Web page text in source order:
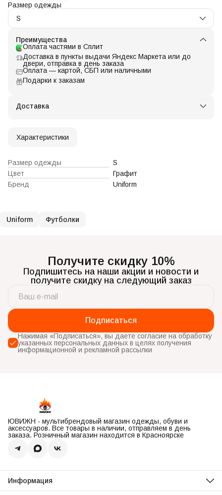
Размер одежды
S
Преимущества
Оплата частями в Сплит
Доставка в пункты выдачи Яндекс Маркета или до
двери, отправка в день заказа
Оплата — картой, СБП или наличными
Подарки к заказам
Доставка
Характеристики
Размер одежды
S
Цвет
Графит
Бренд
Uniform
Uniform Футболки
Получите скидку 10%
Подпишитесь на наши акции и новости и
получите скидку на следующий заказ
Подписаться
Нажимая «Подписаться», вы даете согласие на обработку
указанных персональных данных в целях получения
информационной и рекламной рассылки
ЮВИЖН - мультибрендовый магазин одежды, обуви и
аксессуаров. Все товары в наличии, отправляем в день
заказа. Розничный магазин находится в Красноярске
Информация